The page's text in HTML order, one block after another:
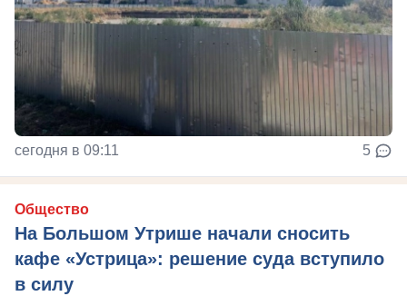
сегодня в 09:11 5
Общество
На Большом Утрише начали сносить
кафе «Устрица»: решение суда вступило
в силу